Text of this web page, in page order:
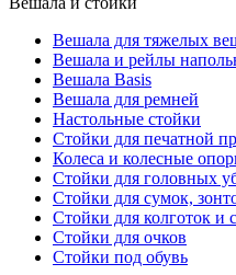
Вешала для тяжелых
Вешала и рейлы
Вешала Basis
Вешала для ремней
Настольные стойки
Стойки для печатной
Колеса и колесные
Стойки для головных
Стойки для сумок,
Стойки для колготок и
Стойки для очков
Стойки под обувь